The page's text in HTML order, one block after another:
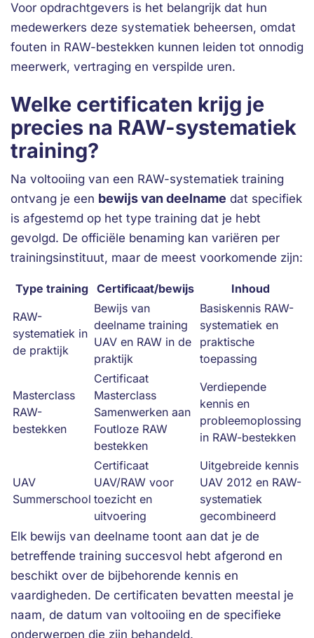
Voor opdrachtgevers is het belangrijk dat hun
medewerkers deze systematiek beheersen, omdat
fouten in RAW-bestekken kunnen leiden tot onnodig
meerwerk, vertraging en verspilde uren.
Welke certificaten krijg je
precies na RAW-systematiek
training?
Na voltooiing van een RAW-systematiek training
ontvang je een bewijs van deelname dat specifiek
is afgestemd op het type training dat je hebt
gevolgd. De officiële benaming kan variëren per
trainingsinstituut, maar de meest voorkomende zijn:
Type training Certificaat/bewijs
Inhoud
RAW-
systematiek in
de praktijk
Bewijs van
deelname training
UAV en RAW in de
praktijk
Basiskennis RAW-
systematiek en
praktische
toepassing
Masterclass
RAW-
bestekken
Certificaat
Masterclass
Samenwerken aan
Foutloze RAW
bestekken
Verdiepende
kennis en
probleemoplossing
in RAW-bestekken
UAV
Summerschool
Certificaat
UAV/RAW voor
toezicht en
uitvoering
Uitgebreide kennis
UAV 2012 en RAW-
systematiek
gecombineerd
Elk bewijs van deelname toont aan dat je de
betreffende training succesvol hebt afgerond en
beschikt over de bijbehorende kennis en
vaardigheden. De certificaten bevatten meestal je
naam, de datum van voltooiing en de specifieke
onderwerpen die zijn behandeld.